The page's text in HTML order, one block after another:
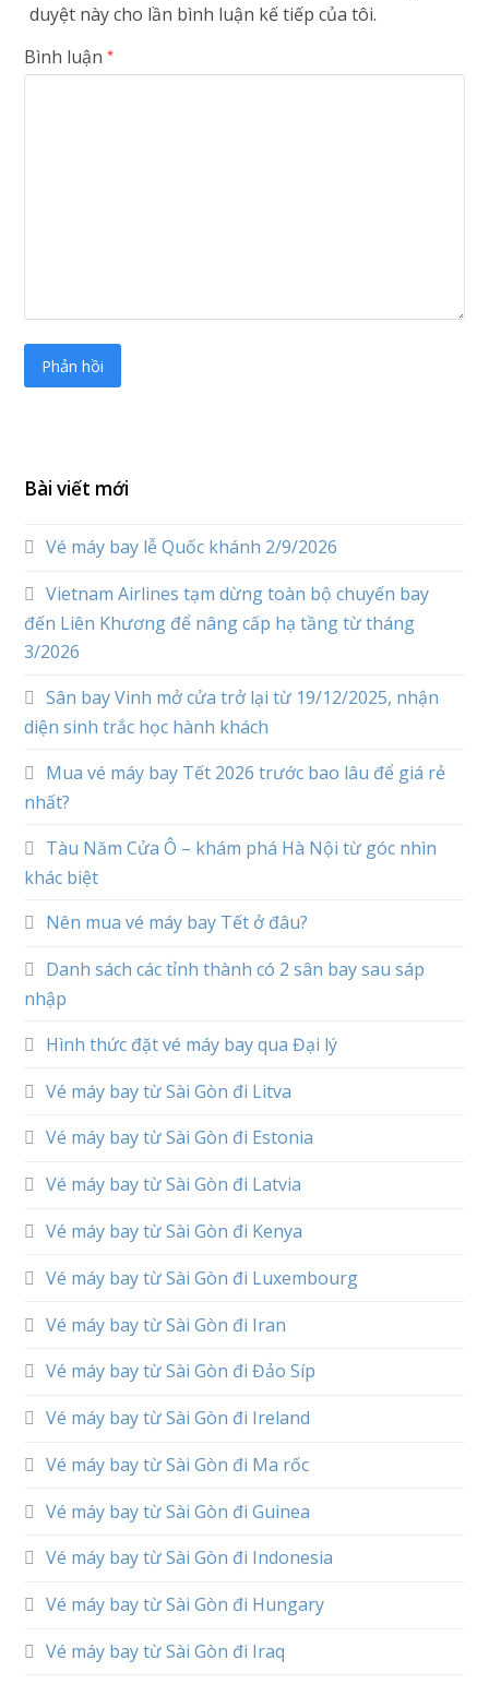
duyệt này cho lần bình luận kế tiếp của tôi.
Bình luận*
Bài viết mới
Vé máy bay lễ Quốc khánh 2/9/2026
Vietnam Airlines tạm dừng toàn bộ chuyến bay
đến Liên Khương để nâng cấp hạ tầng từ tháng
3/2026
Sân bay Vinh mở cửa trở lại từ 19/12/2025, nhận
diện sinh trắc học hành khách
Mua vé máy bay Tết 2026 trước bao lâu để giá rẻ
nhất?
Tàu Năm Cửa Ô – khám phá Hà Nội từ góc nhìn
khác biệt
Nên mua vé máy bay Tết ở đâu?
Danh sách các tỉnh thành có 2 sân bay sau sáp
nhập
Hình thức đặt vé máy bay qua Đại lý
Vé máy bay từ Sài Gòn đi Litva
Vé máy bay từ Sài Gòn đi Estonia
Vé máy bay từ Sài Gòn đi Latvia
Vé máy bay từ Sài Gòn đi Kenya
Vé máy bay từ Sài Gòn đi Luxembourg
Vé máy bay từ Sài Gòn đi Iran
Vé máy bay từ Sài Gòn đi Đảo Síp
Vé máy bay từ Sài Gòn đi Ireland
Vé máy bay từ Sài Gòn đi Ma rốc
Vé máy bay từ Sài Gòn đi Guinea
Vé máy bay từ Sài Gòn đi Indonesia
Vé máy bay từ Sài Gòn đi Hungary
Vé máy bay từ Sài Gòn đi Iraq